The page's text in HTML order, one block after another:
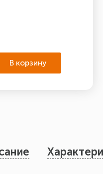
В корзину